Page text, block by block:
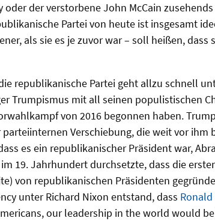
oder der verstorbene John McCain
Partei von heute ist insgesamt
als sie es je zuvor war – soll heißen, dass
republikanische Partei geht allzu schnell
Trumpismus mit all seinen populistischen
von 2016 begonnen haben.
Verschiebung, die weit vor ihm
es ein republikanischer Präsident war,
19. Jahrhundert durchsetzte, dass die
von republikanischen Präsidenten
unter Richard Nixon entstand, dass Ronald
our leadership in the world would